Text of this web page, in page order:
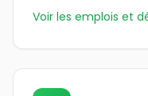
Voir les emplois et